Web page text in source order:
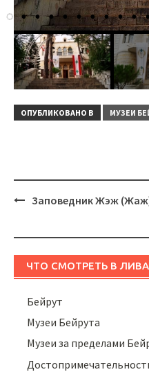
ОПУБЛИКОВАНО В МУЗЕИ
Навигация
Заповедник Жэж
ЧТО СМОТРЕТЬ В
Бейрут
Музеи Бейрута
Музеи за пределами